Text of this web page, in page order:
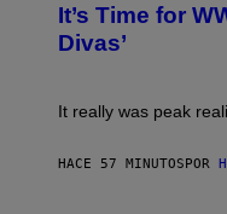
E
S
)
O
:
E
It’s Time for
Divas’
It really was peak
HACE 57 MINUTOS POR